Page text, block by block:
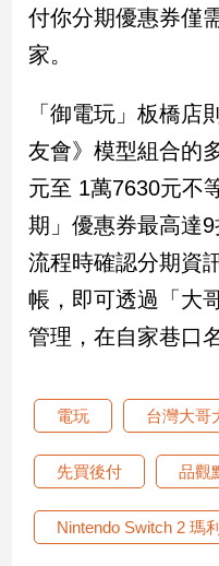
康/
親
子/
情
術
／
文
創
／
電
影
薦
技/
寵
付你分期優惠券僅
家。
「御電玩」板橋店
友會》模型組合的
元至 1萬7630元不
期」優惠券最高達
流程時確認分期資
帳，即可透過「大
管理，在自家巷口
電玩 台灣大哥
先買後付 品觀
Nintendo Switch 2 瑪